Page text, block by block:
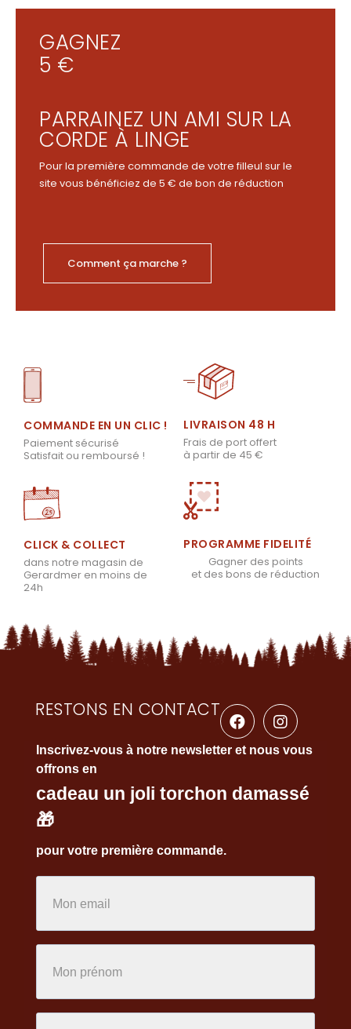
GAGNEZ
5 €
PARRAINEZ UN AMI SUR LA
CORDE À LINGE
Pour la première commande de votre filleul sur le
site vous bénéficiez de 5 € de bon de réduction
Comment ça marche ?
COMMANDE EN UN CLIC !
Paiement sécurisé
Satisfait ou remboursé !
LIVRAISON 48 H
Frais de port offert
à partir de 45 €
CLICK & COLLECT
dans notre magasin de
Gerardmer en moins de
24h
PROGRAMME FIDELITÉ
Gagner des points
et des bons de réduction
RESTONS EN CONTACT
Inscrivez-vous à notre newsletter et nous vous
offrons en
cadeau un joli torchon damassé
🎁
pour votre première commande.